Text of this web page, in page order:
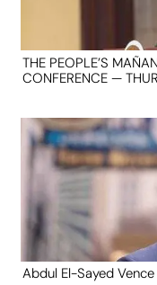
THE PEOPLE’S
CONFERENCE —
Abdul El-Sayed